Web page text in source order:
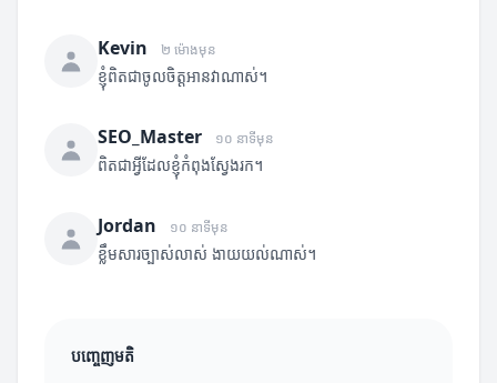
Kevin ២ ម៉ោងមុន
ខ្ញុំពិតជាចូលចិត្តអានវាណាស់។
SEO_Master ១០ នាទីមុន
ពិតជាអ្វីដែលខ្ញុំកំពុងស្វែងរក។
Jordan ១០ នាទីមុន
ខ្លឹមសារច្បាស់លាស់ ងាយយល់ណាស់។
បញ្ចេញមតិ